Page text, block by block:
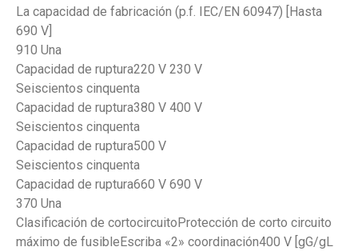
La capacidad de fabricación (p.f. IEC/EN 60947) [Hasta
690 V]
910 Una
Capacidad de ruptura220 V 230 V
Seiscientos cinquenta
Capacidad de ruptura380 V 400 V
Seiscientos cinquenta
Capacidad de ruptura500 V
Seiscientos cinquenta
Capacidad de ruptura660 V 690 V
370 Una
Clasificación de cortocircuitoProtección de corto circuito
máximo de fusibleEscriba «2» coordinación400 V [gG/gL